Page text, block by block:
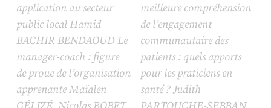
application au secteur
public local Hamid
BACHIR BENDAOUD Le
manager-coach : figure
de proue de l’organisation
apprenante Maïalen
meilleure compréhension
de l’engagement
communautaire des
patients : quels apports
pour les praticiens en
santé ? Judith